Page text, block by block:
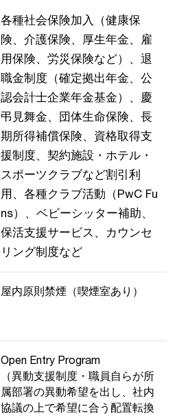
各種社会保険加入（健康保
険、介護保険、厚生年金、雇
用保険、労災保険など）、退
職金制度（確定拠出年金、公
認会計士企業年金基金）、慶
弔見舞金、団体生命保険、長
期所得補償保険、資格取得支
援制度、契約施設・ホテル・
スポーツクラブなど割引利
用、各種クラブ活動（PwC Fu
ns）、ベビーシッター補助、
保活支援サービス、カウンセ
リング制度など
屋内原則禁煙（喫煙室あり）
Open Entry Program
（異動支援制度・職員自らが所
属部署の異動希望を出し、社内
協議の上で希望に合う配置転換